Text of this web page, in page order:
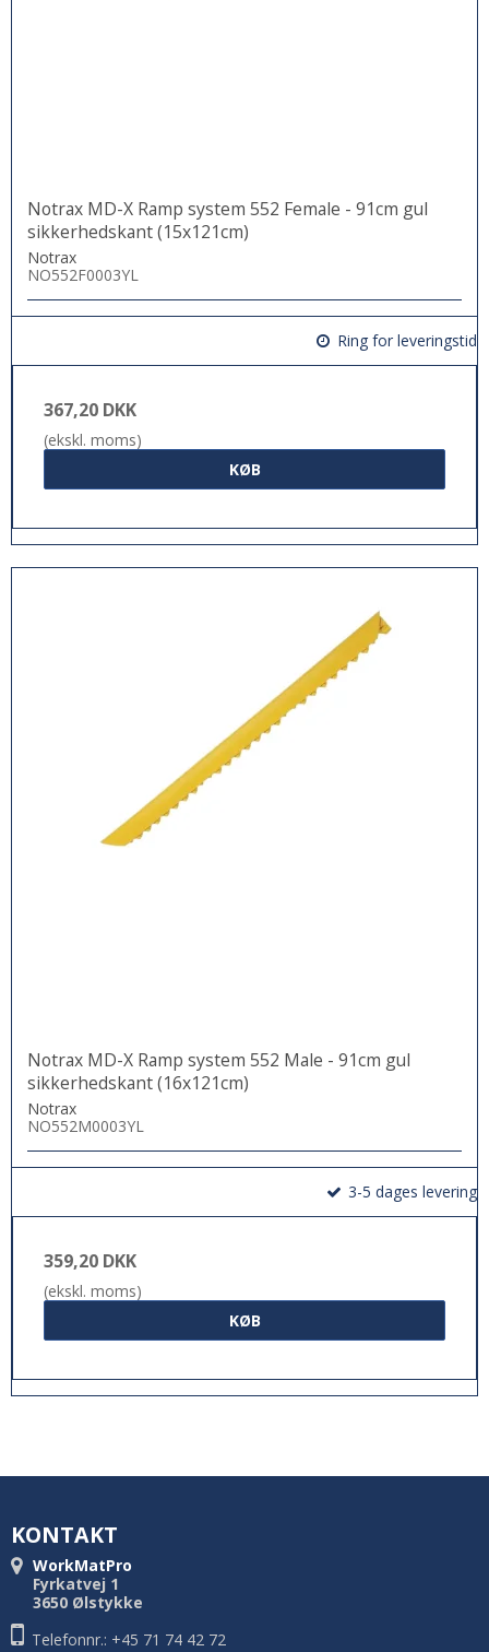
Notrax MD-X Ramp system 552 Female - 91cm gul
sikkerhedskant (15x121cm)
Notrax
NO552F0003YL
Ring for leveringstid
367,20 DKK
(ekskl. moms)
KØB
Notrax MD-X Ramp system 552 Male - 91cm gul
sikkerhedskant (16x121cm)
Notrax
NO552M0003YL
3-5 dages levering
359,20 DKK
(ekskl. moms)
KØB
KONTAKT
WorkMatPro
Fyrkatvej 1
3650 Ølstykke
Telefonnr.: +45 71 74 42 72